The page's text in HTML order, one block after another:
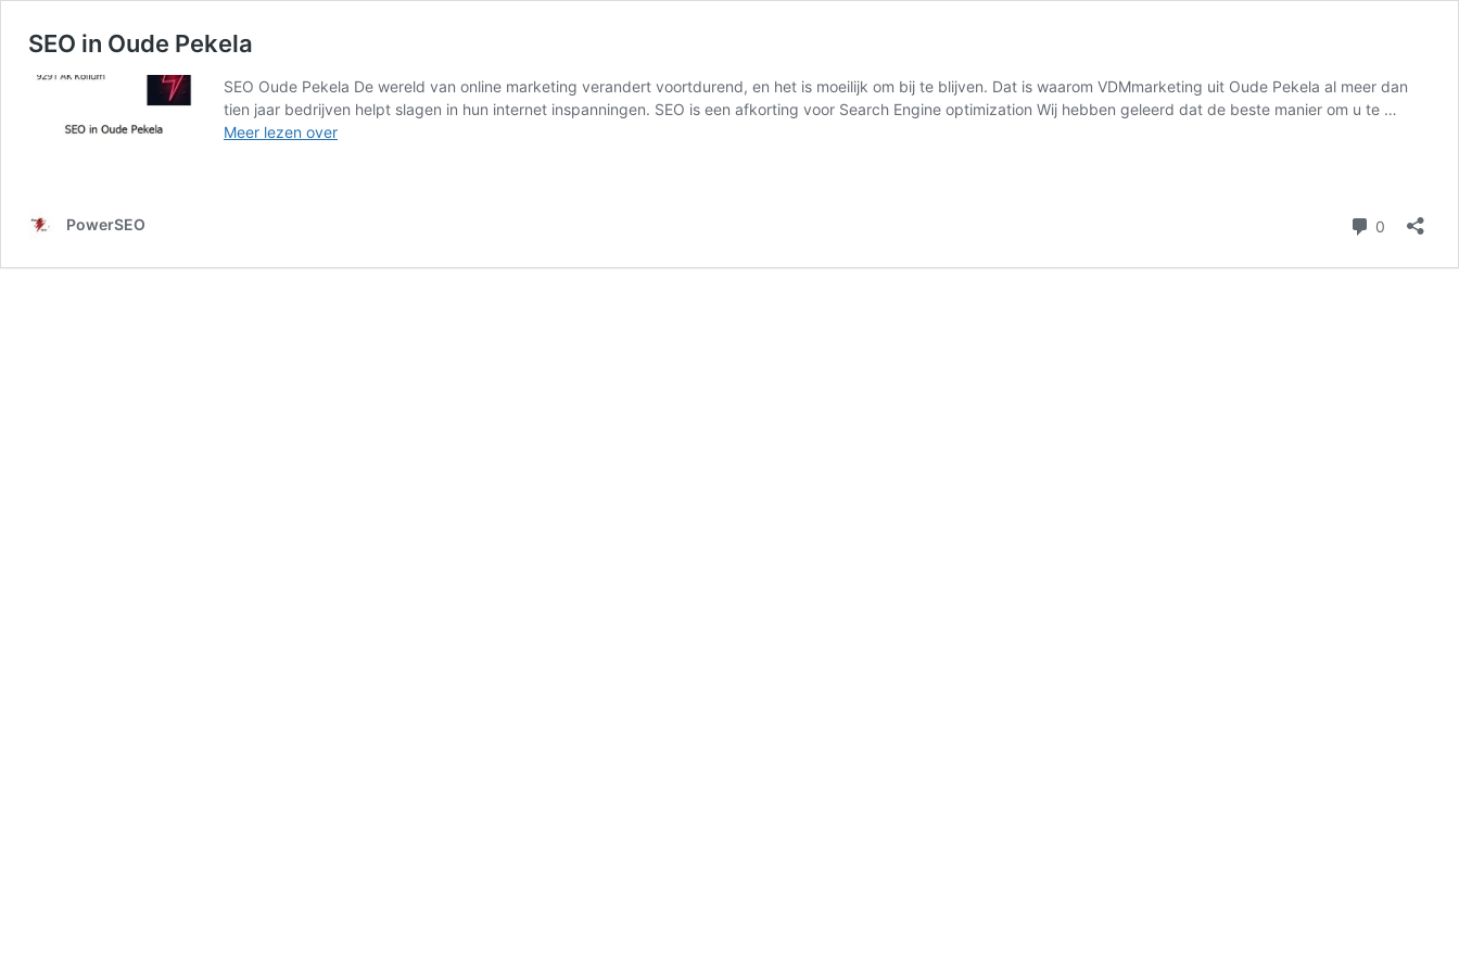
SEO in Oude Pekela
SEO Oude Pekela De wereld van online marketing verandert voortdurend, en het is moeilijk om bij te blijven. Dat is waarom VDMmarketing uit Oude Pekela al meer dan
tien jaar bedrijven helpt slagen in hun internet inspanningen. SEO is een afkorting voor Search Engine optimization Wij hebben geleerd dat de beste manier om u te …
Meer lezen overSEO
PowerSEO
0 reacties